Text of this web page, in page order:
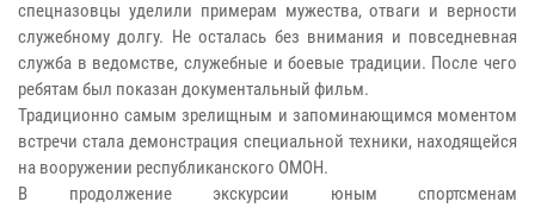
спецназовцы уделили примерам мужества, отваги и верности
служебному долгу. Не осталась без внимания и повседневная
служба в ведомстве, служебные и боевые традиции. После чего
ребятам был показан документальный фильм.
Традиционно самым зрелищным и запоминающимся моментом
встречи стала демонстрация специальной техники, находящейся
на вооружении республиканского ОМОН.
В продолжение экскурсии юным спортсменам